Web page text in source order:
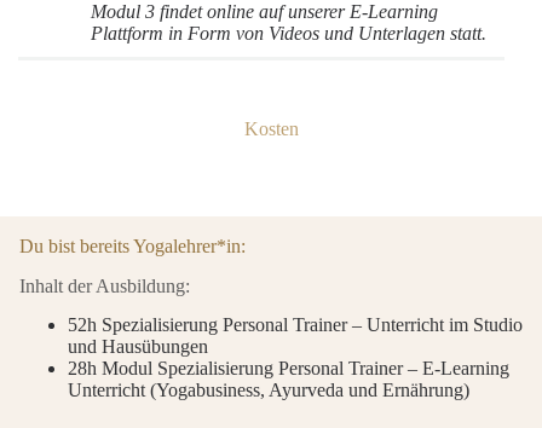
Modul 3 findet online auf unserer E-Learning
Plattform in Form von Videos und Unterlagen statt.
Kosten
Du bist bereits Yogalehrer*in:
Inhalt der Ausbildung:
52h Spezialisierung Personal Trainer – Unterricht im Studio
und Hausübungen
28h Modul Spezialisierung Personal Trainer – E-Learning
Unterricht (Yogabusiness, Ayurveda und Ernährung)